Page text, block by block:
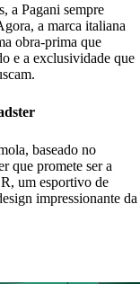
a Pagani sempre
a marca italiana
obra-prima que
e a exclusividade que
baseado no
que promete ser a
um esportivo de
impressionante da